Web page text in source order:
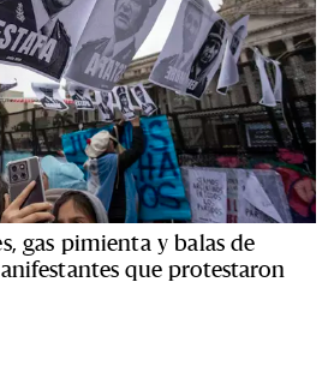
gas pimienta y balas de
que protestaron